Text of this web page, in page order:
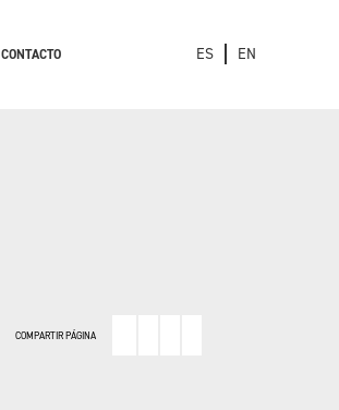
CONTACTO ES EN
COMPARTIR PÁGINA